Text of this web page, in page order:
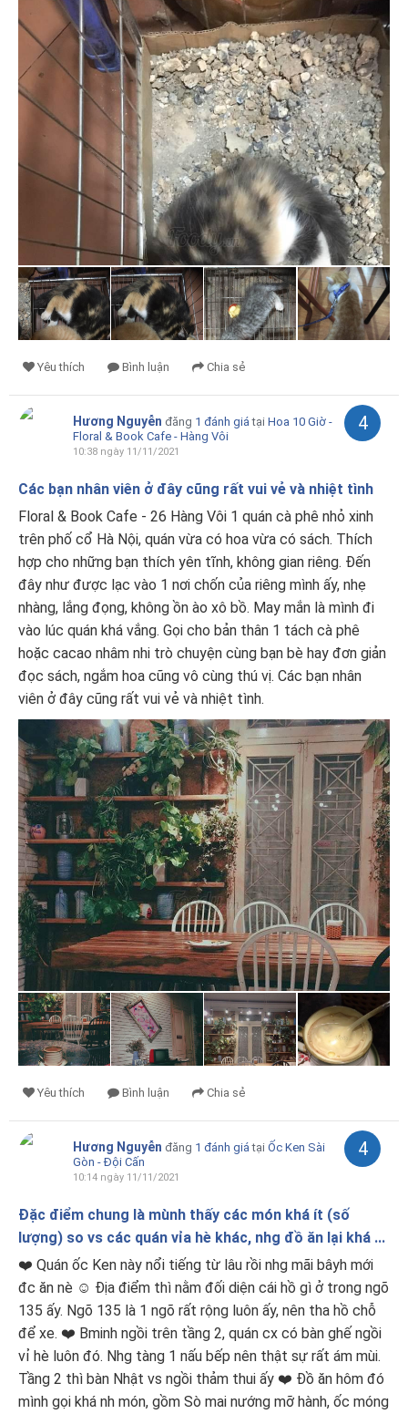
Yêu thích Bình luận Chia sẻ
Hương Nguyễn đăng 1 đánh giá tại Hoa 10 Giờ -
Floral & Book Cafe - Hàng Vôi
10:38 ngày 11/11/2021
4
Các bạn nhân viên ở đây cũng rất vui vẻ và nhiệt tình
Floral & Book Cafe - 26 Hàng Vôi 1 quán cà phê nhỏ xinh
trên phố cổ Hà Nội, quán vừa có hoa vừa có sách. Thích
hợp cho những bạn thích yên tĩnh, không gian riêng. Đến
đây như được lạc vào 1 nơi chốn của riêng mình ấy, nhẹ
nhàng, lắng đọng, không ồn ào xô bồ. May mắn là mình đi
vào lúc quán khá vắng. Gọi cho bản thân 1 tách cà phê
hoặc cacao nhâm nhi trò chuyện cùng bạn bè hay đơn giản
đọc sách, ngắm hoa cũng vô cùng thú vị. Các bạn nhân
viên ở đây cũng rất vui vẻ và nhiệt tình.
Yêu thích Bình luận Chia sẻ
Hương Nguyễn đăng 1 đánh giá tại Ốc Ken Sài
Gòn - Đội Cấn
10:14 ngày 11/11/2021
4
Đặc điểm chung là mùnh thấy các món khá ít (số
lượng) so vs các quán vỉa hè khác, nhg đồ ăn lại khá ...
❤️ Quán ốc Ken này nổi tiếng từ lâu rồi nhg mãi bâyh mới
đc ăn nè ☺️ Địa điểm thì nằm đối diện cái hồ gì ở trong ngõ
135 ấy. Ngõ 135 là 1 ngõ rất rộng luôn ấy, nên tha hồ chỗ
để xe. ❤️ Bminh ngồi trên tầng 2, quán cx có bàn ghế ngồi
vỉ hè luôn đó. Nhg tàng 1 nấu bếp nên thật sự rất ám mùi.
Tầng 2 thì bàn Nhật vs ngồi thảm thui ấy ❤️ Đồ ăn hôm đó
mình gọi khá nh món, gồm Sò mai nướng mỡ hành, ốc móng